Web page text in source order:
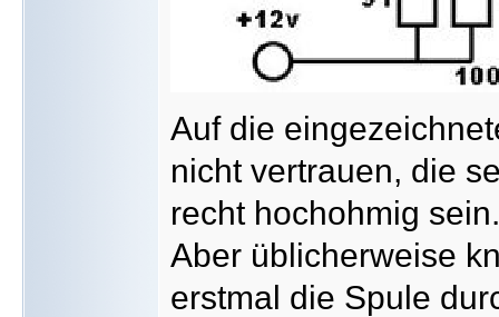
Auf die
nicht vertrauen, die
recht hochohmig sein.
Aber üblicherweise
erstmal die Spule